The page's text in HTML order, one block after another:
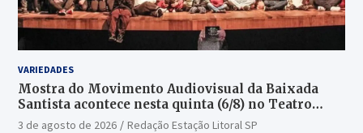
VARIEDADES
Mostra do Movimento Audiovisual da Baixada
Santista acontece nesta quinta (6/8) no Teatro
Guarany
3 de agosto de 2026
Redação Estação Litoral SP